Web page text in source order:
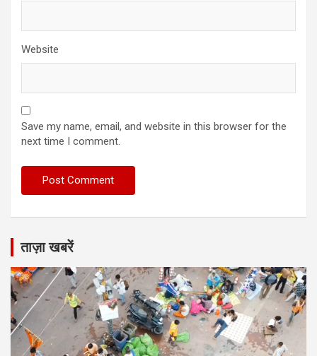
Website
Save my name, email, and website in this browser for the
next time I comment.
ताज़ा खबरें